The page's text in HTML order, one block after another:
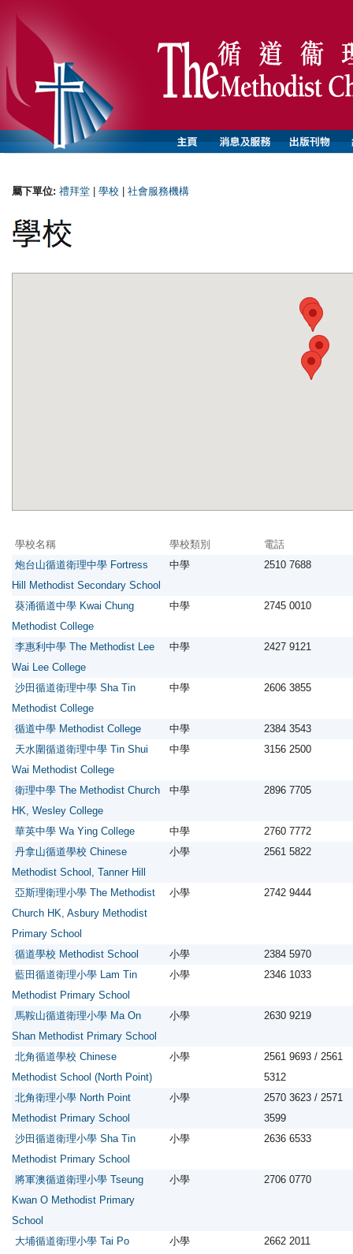
屬下單位: 禮拜堂 學校 社會服務機構
學校名稱 學校類別
電話
炮台山循道衛理中學 Fortress
Hill Methodist Secondary School
中學 2510 7688
葵涌循道中學 Kwai Chung
Methodist College
中學 2745 0010
李惠利中學 The Methodist Lee
Wai Lee College
中學 2427 9121
沙田循道衛理中學 Sha Tin
Methodist College
中學 2606 3855
循道中學 Methodist College 中學
2384 3543
天水圍循道衛理中學 Tin Shui
Wai Methodist College
中學 3156 2500
衛理中學 The Methodist Church
HK, Wesley College
中學 2896 7705
華英中學 Wa Ying College 中學
2760 7772
丹拿山循道學校 Chinese
Methodist School, Tanner Hill
小學 2561 5822
亞斯理衛理小學 The Methodist
Church HK, Asbury Methodist
Primary School
小學 2742 9444
循道學校 Methodist School 小學
2384 5970
藍田循道衛理小學 Lam Tin
Methodist Primary School
小學 2346 1033
馬鞍山循道衛理小學 Ma On
Shan Methodist Primary School
小學 2630 9219
北角循道學校 Chinese
Methodist School (North Point)
小學
2561 9693 / 2561
5312
北角衛理小學 North Point
Methodist Primary School
小學
2570 3623 / 2571
3599
沙田循道衛理小學 Sha Tin
Methodist Primary School
小學 2636 6533
將軍澳循道衛理小學 Tseung
Kwan O Methodist Primary
School
小學 2706 0770
大埔循道衛理小學 Tai Po
小學 2662 2011